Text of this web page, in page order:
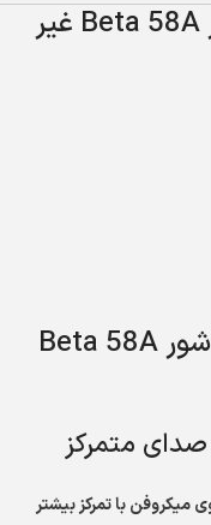
مشخصات فنی میکروفن شور Beta 58A غیر
ویژگی‌های برجسته میکروفن شور Beta 58A
صدای متمرکز
میکروفن با تمرکز بیشتر